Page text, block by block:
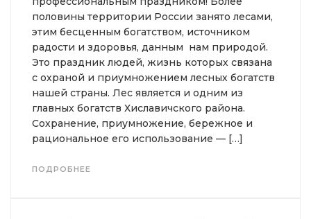
половины территории России занято лесами,
этим бесценным богатством, источником
радости и здоровья, данным нам природой.
Это праздник людей, жизнь которых связана
с охраной и приумножением лесных богатств
нашей страны. Лес является и одним из
главных богатств Хиславичского района.
Сохранение, приумножение, бережное и
рациональное его использование — […]
ПОДРОБНЕЕ